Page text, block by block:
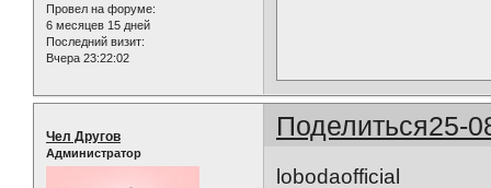
Провел на форуме:
6 месяцев 15 дней
Последний визит:
Вчера 23:22:02
Поделиться25-
Чел Другов
Администратор
lobodaofficial